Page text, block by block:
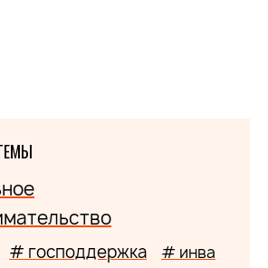
# господдержка # инва